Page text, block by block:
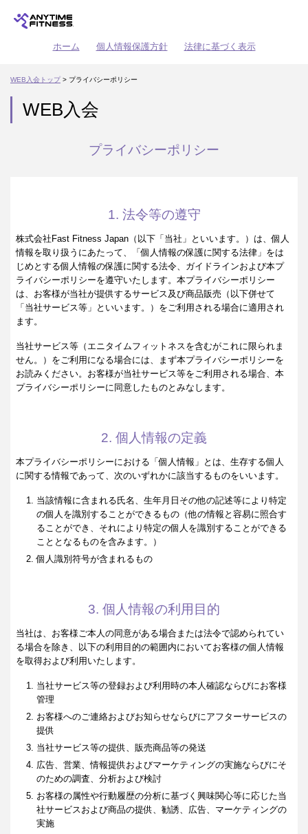
ホーム 個人情報保護方針 法律に基づく表示
WEB入会トップ> プライバシーポリシー
WEB入会
プライバシーポリシー
1. 法令等の遵守
株式会社Fast Fitness Japan（以下「当社」といいます。）は、個人
情報を取り扱うにあたって、「個人情報の保護に関する法律」をは
じめとする個人情報の保護に関する法令、ガイドラインおよび本プ
ライバシーポリシーを遵守いたします。本プライバシーポリシー
は、お客様が当社が提供するサービス及び商品販売（以下併せて
「当社サービス等」といいます。）をご利用される場合に適用され
ます。
当社サービス等（エニタイムフィットネスを含むがこれに限られま
せん。）をご利用になる場合には、まず本プライバシーポリシーを
お読みください。お客様が当社サービス等をご利用される場合、本
プライバシーポリシーに同意したものとみなします。
2. 個人情報の定義
本プライバシーポリシーにおける「個人情報」とは、生存する個人
に関する情報であって、次のいずれかに該当するものをいいます。
当該情報に含まれる氏名、生年月日その他の記述等により特定
の個人を識別することができるもの（他の情報と容易に照合す
ることができ、それにより特定の個人を識別することができる
こととなるものを含みます。）
個人識別符号が含まれるもの
3. 個人情報の利用目的
当社は、お客様ご本人の同意がある場合または法令で認められてい
る場合を除き、以下の利用目的の範囲内においてお客様の個人情報
を取得および利用いたします。
当社サービス等の登録および利用時の本人確認ならびにお客様
管理
お客様へのご連絡およびお知らせならびにアフターサービスの
提供
当社サービス等の提供、販売商品等の発送
広告、営業、情報提供およびマーケティングの実施ならびにそ
のための調査、分析および検討
お客様の属性や行動履歴の分析に基づく興味関心等に応じた当
社サービスおよび商品の提供、勧誘、広告、マーケティングの
実施